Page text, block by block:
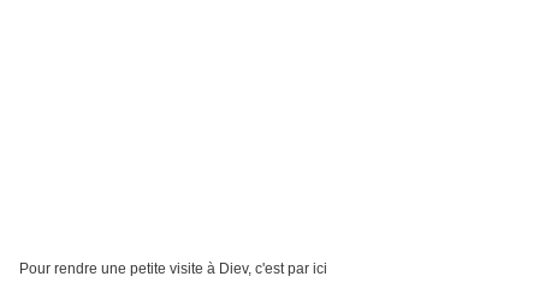
Pour rendre une petite visite à Diev, c'est par ici